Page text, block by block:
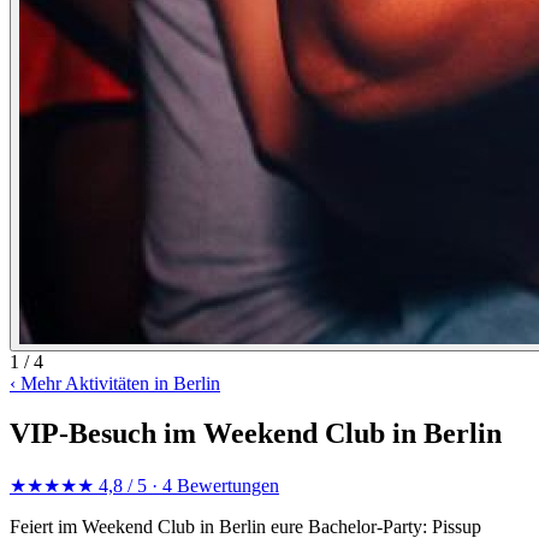
1 / 4
‹ Mehr Aktivitäten in Berlin
VIP-Besuch im Weekend Club in Berlin
★★★★★ 4,8 / 5 · 4 Bewertungen
Feiert im Weekend Club in Berlin eure Bachelor-Party: Pissup